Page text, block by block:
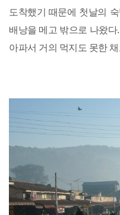
도착했기 때문에 첫날의
배낭을 메고 밖으로 나왔
아파서 거의 먹지도 못한